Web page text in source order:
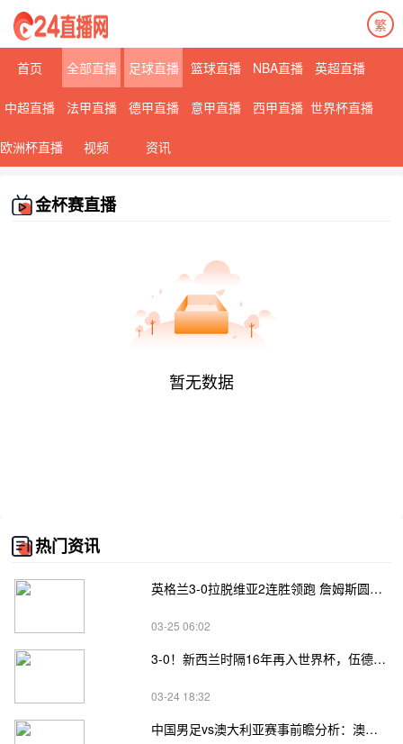
繁
首页 全部直播 足球直播 篮球直播 NBA直播 英超直播
中超直播 法甲直播 德甲直播 意甲直播 西甲直播 世界杯直播
欧洲杯直播 视频 资讯
金杯赛直播
暂无数据
热门资讯
英格兰3-0拉脱维亚2连胜领跑 詹姆斯圆月弯刀凯恩埃泽建功
03-25 06:02
3-0！新西兰时隔16年再入世界杯，伍德将二度征战
03-24 18:32
中国男足vs澳大利亚赛事前瞻分析：澳大利亚进攻不俗